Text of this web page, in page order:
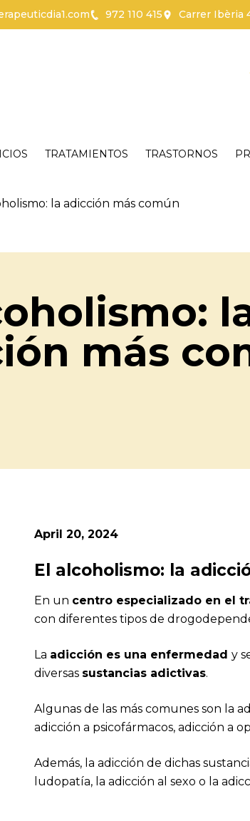
972 110 415 Carrer Ibèria
TRATAMIENTOS TRASTORNOS
la adicción más común
más
April 20, 2024
El alcoholismo: la
En un centro especializado en el
con diferentes tipos de
La adicción es una enfermedad y
diversas sustancias adictivas.
Algunas de las más comunes son la
adicción a psicofármacos, adicción a
Además, la adicción de dichas
ludopatía, la adicción al sexo o la